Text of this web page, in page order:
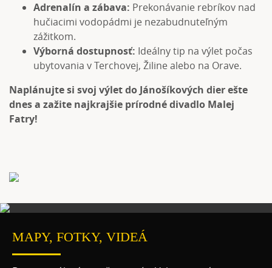
Adrenalín a zábava: Prekonávanie rebríkov nad
hučiacimi vodopádmi je nezabudnuteľným
zážitkom.
Výborná dostupnosť: Ideálny tip na výlet počas
ubytovania v Terchovej, Žiline alebo na Orave.
Naplánujte si svoj výlet do Jánošíkových dier ešte
dnes a zažite najkrajšie prírodné divadlo Malej
Fatry!
MAPY, FOTKY, VIDEÁ